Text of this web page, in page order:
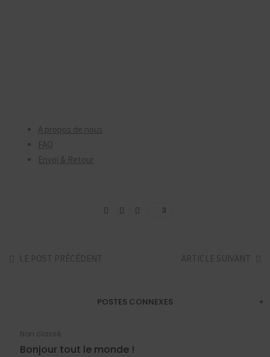
A propos de nous
FAQ
Envoi & Retour
3
LE POST PRÉCÉDENT ARTICLE SUIVANT
POSTES CONNEXES
Non classé
Bonjour tout le monde !